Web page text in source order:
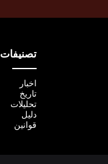
تصنيفات
اخبار
تاريخ
تحليلات
دليل
قوانين